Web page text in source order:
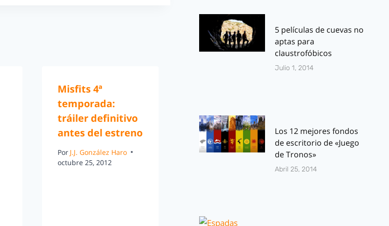
Misfits 4ª
temporada:
tráiler definitivo
antes del estreno
Por J.J. González Haro
octubre 25, 2012
5 películas de cuevas no
aptas para
claustrofóbicos
Julio 1, 2014
Los 12 mejores fondos
de escritorio de «Juego
de Tronos»
Abril 25, 2014